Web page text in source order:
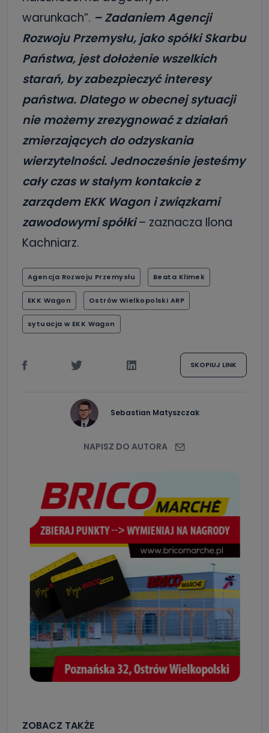
warunkach”. –Zadaniem Agencji
Rozwoju Przemysłu, jako spółki Skarbu
Państwa, jest dołożenie wszelkich
starań, by zabezpieczyć interesy
państwa. Dlatego w obecnej sytuacji
nie możemy zrezygnować z działań
zmierzających do odzyskania
wierzytelności. Jednocześnie jesteśmy
cały czas w stałym kontakcie z
zarządem EKK Wagon i związkami
zawodowymi spółki– zaznacza Ilona
Kachniarz.
Agencja Rozwoju Przemysłu Beata Klimek
EKK Wagon Ostrów Wielkopolski ARP
sytuacja w EKK Wagon
SKOPIUJ LINK
Sebastian Matyszczak
NAPISZ DO AUTORA
ZOBACZ TAKŻE